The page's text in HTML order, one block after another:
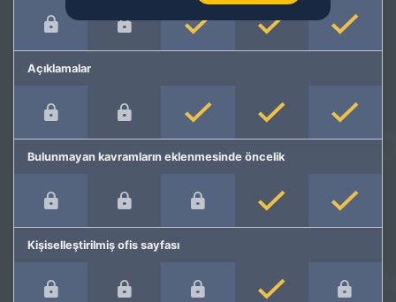
Açıklamalar
Bulunmayan kavramların eklenmesinde öncelik
Kişiselleştirilmiş ofis sayfası